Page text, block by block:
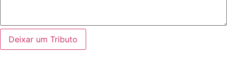
Deixar um Tributo